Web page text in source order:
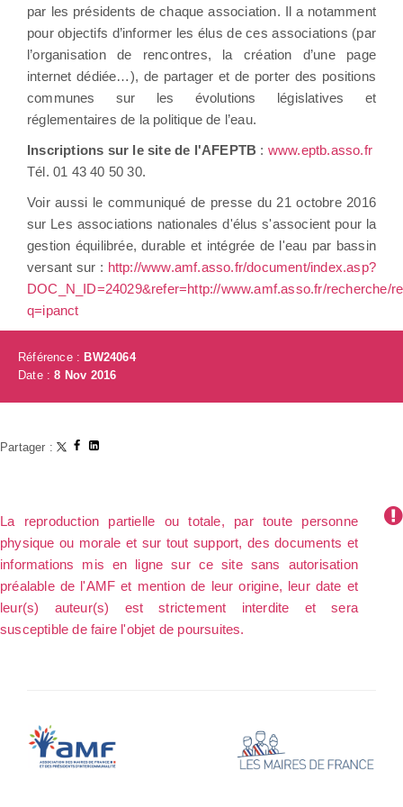
par les présidents de chaque association. Il a notamment
pour objectifs d’informer les élus de ces associations (par
l’organisation de rencontres, la création d’une page
internet dédiée…), de partager et de porter des positions
communes sur les évolutions législatives et
réglementaires de la politique de l’eau.
Inscriptions sur le site de l'AFEPTB : www.eptb.asso.fr
Tél. 01 43 40 50 30.
Voir aussi le communiqué de presse du 21 octobre 2016
sur Les associations nationales d'élus s'associent pour la
gestion équilibrée, durable et intégrée de l'eau par bassin
versant sur : http://www.amf.asso.fr/document/index.asp?
DOC_N_ID=24029&refer=http://www.amf.asso.fr/recherche/
q=ipanct
Référence : BW24064
Date :8 Nov 2016
Partager :
La reproduction partielle ou totale, par toute personne
physique ou morale et sur tout support, des documents et
informations mis en ligne sur ce site sans autorisation
préalable de l'AMF et mention de leur origine, leur date et
leur(s) auteur(s) est strictement interdite et sera
susceptible de faire l'objet de poursuites.